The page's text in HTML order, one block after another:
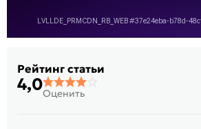
Рейтинг статьи
4,0Оценить